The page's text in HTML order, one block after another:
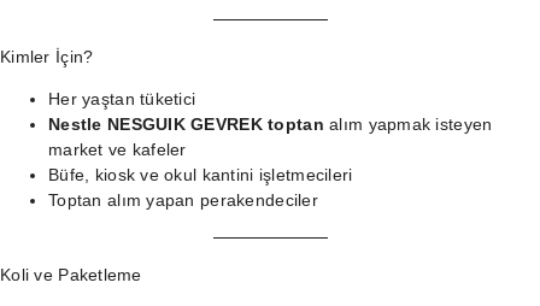
Kimler İçin?
Her yaştan tüketici
Nestle NESGUIK GEVREK toptan alım yapmak isteyen
market ve kafeler
Büfe, kiosk ve okul kantini işletmecileri
Toptan alım yapan perakendeciler
Koli ve Paketleme